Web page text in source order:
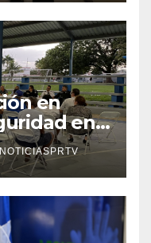
en
en